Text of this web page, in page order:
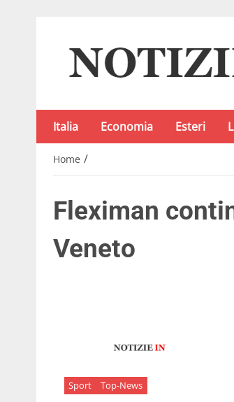
Italia Economia Esteri
Home /
Fleximan
Veneto
Sport Top-News